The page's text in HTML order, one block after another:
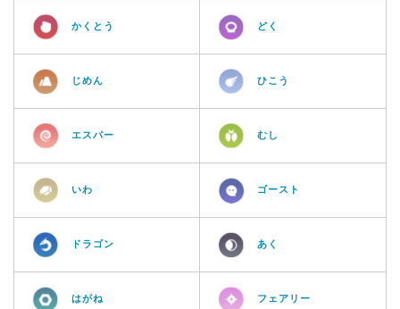
かくとう どく
じめん ひこう
エスパー むし
いわ ゴースト
ドラゴン あく
はがね フェアリー